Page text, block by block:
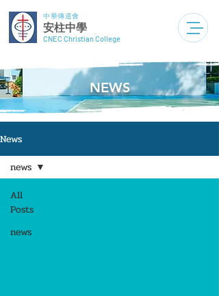
中華傳道會
安柱中學
CNEC Christian College
NEWS
News
All
Posts
news
news